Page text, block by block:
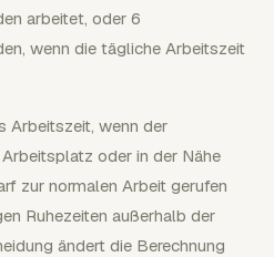
arbeitet, oder 6
wenn die tägliche Arbeitszeit
Arbeitszeit, wenn der
oder in der Nähe
zur normalen Arbeit gerufen
Ruhezeiten außerhalb der
ändert die Berechnung